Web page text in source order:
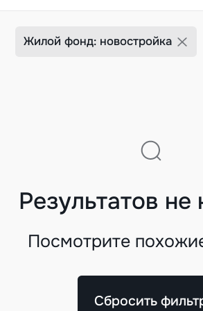
Жилой фонд: новостройка
Результатов не
Посмотрите
Сбросить